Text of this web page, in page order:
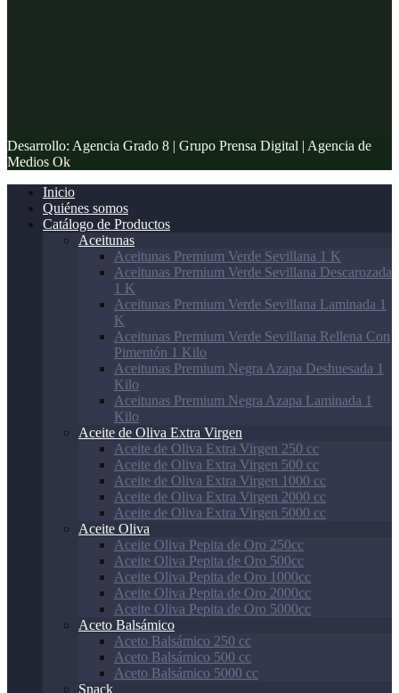
Desarrollo: Agencia Grado 8 | Grupo Prensa Digital | Agencia de
Medios Ok
Inicio
Quiénes somos
Catálogo de Productos
Aceitunas
Aceitunas Premium Verde Sevillana 1 K
Aceitunas Premium Verde Sevillana Descarozada
1 K
Aceitunas Premium Verde Sevillana Laminada 1
K
Aceitunas Premium Verde Sevillana Rellena Con
Pimentón 1 Kilo
Aceitunas Premium Negra Azapa Deshuesada 1
Kilo
Aceitunas Premium Negra Azapa Laminada 1
Kilo
Aceite de Oliva Extra Virgen
Aceite de Oliva Extra Virgen 250 cc
Aceite de Oliva Extra Virgen 500 cc
Aceite de Oliva Extra Virgen 1000 cc
Aceite de Oliva Extra Virgen 2000 cc
Aceite de Oliva Extra Virgen 5000 cc
Aceite Oliva
Aceite Oliva Pepita de Oro 250cc
Aceite Oliva Pepita de Oro 500cc
Aceite Oliva Pepita de Oro 1000cc
Aceite Oliva Pepita de Oro 2000cc
Aceite Oliva Pepita de Oro 5000cc
Aceto Balsámico
Aceto Balsámico 250 cc
Aceto Balsámico 500 cc
Aceto Balsámico 5000 cc
Snack